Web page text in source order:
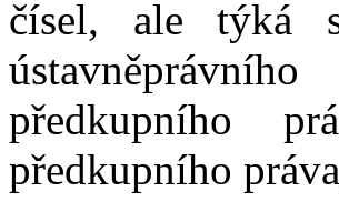
čísel, ale týká
předkupního
předkupního